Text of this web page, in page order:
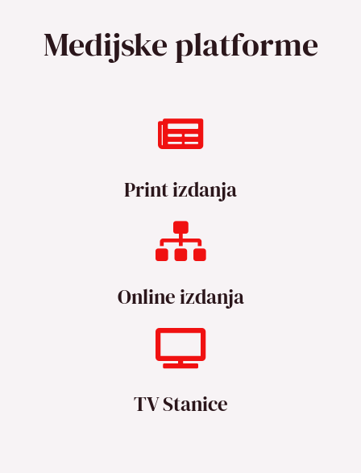
Medijske platforme
Print izdanja
Online izdanja
TV Stanice